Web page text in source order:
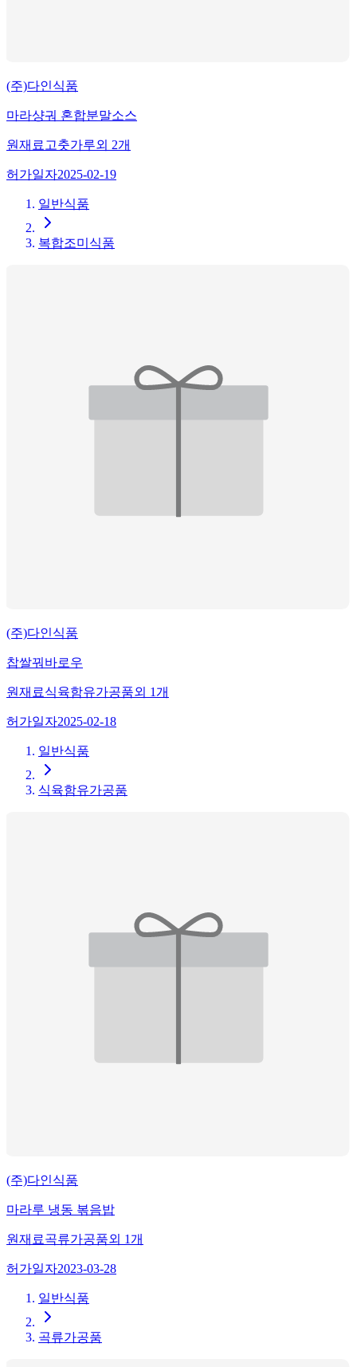
(주)다인식품
마라샹궈 혼합분말소스
원재료 고춧가루외 2개
허가일자2025-02-19
일반식품
복합조미식품
(주)다인식품
찹쌀꿔바로우
원재료식육함유가공품외 1개
허가일자2025-02-18
일반식품
식육함유가공품
(주)다인식품
마라루 냉동 볶음밥
원재료곡류가공품외 1개
허가일자2023-03-28
일반식품
곡류가공품